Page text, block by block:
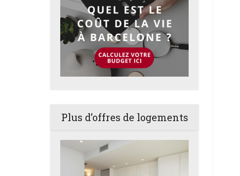
Plus d’offres de logements